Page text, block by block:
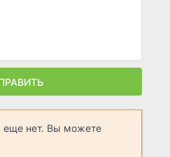
еще нет. Вы можете